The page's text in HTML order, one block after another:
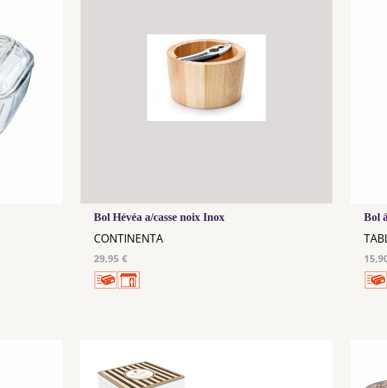
Bol Hévéa a/casse noix Inox
CONTINENTA
29,95 €
Bol